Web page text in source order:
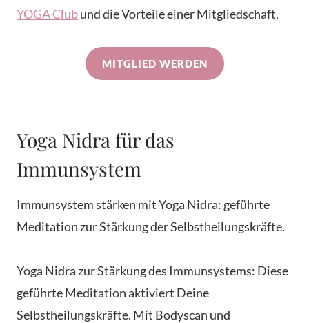
YOGA Clubund die Vorteile einer Mitgliedschaft.
MITGLIED WERDEN
Yoga Nidra für das
Immunsystem
Immunsystem stärken mit Yoga Nidra: geführte
Meditation zur Stärkung der Selbstheilungskräfte.
Yoga Nidra zur Stärkung des Immunsystems: Diese
geführte Meditation aktiviert Deine
Selbstheilungskräfte. Mit Bodyscan und